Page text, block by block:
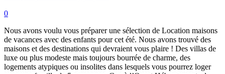
0
Nous avons voulu vous préparer une sélection de Location maisons
de vacances avec des enfants pour cet été. Nous avons trouvé des
maisons et des destinations qui devraient vous plaire ! Des villas de
luxe ou plus modeste mais toujours bourrée de charme, des
logements atypiques ou insolites dans lesquels vous pourrez loger